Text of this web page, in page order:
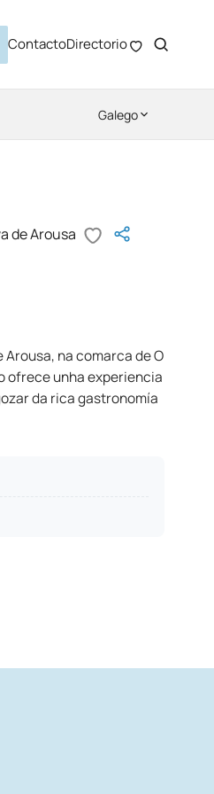
ContactoDirectorio
Galego
de Arousa
na comarca de O
ofrece unha experiencia
da rica gastronomía